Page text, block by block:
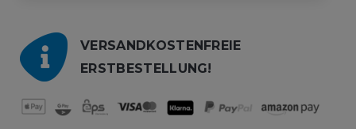
VERSANDKOSTENFREIE
ERSTBESTELLUNG!